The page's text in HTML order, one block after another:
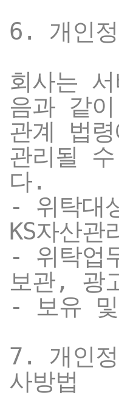
6. 개인
회사는
음과 같
관계 법
관리될
다.
- 위탁대
KS자산
- 위탁업
보관, 광
- 보유
7. 개인
사방법